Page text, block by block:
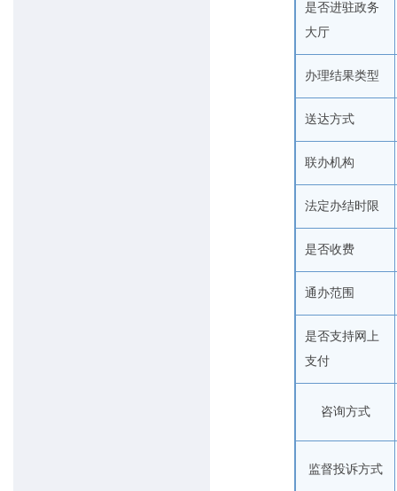
是否进驻政务
大厅
办理结果类型
送达方式
联办机构
法定办结时限
是否收费
通办范围
是否支持网上
支付
咨询方式
监督投诉方式